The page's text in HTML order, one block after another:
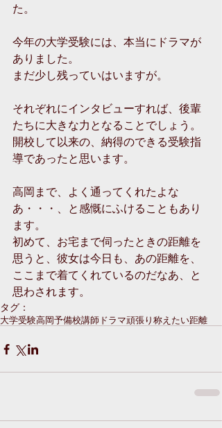
た。
今年の大学受験には、本当にドラマが
ありました。
まだ少し残っていはいますが。
それぞれにインタビューすれば、後輩
たちに大きな力となることでしょう。
開校して以来の、納得のできる受験指
導であったと思います。
高岡まで、よく通ってくれたよな
あ・・・、と感慨にふけることもあり
ます。
初めて、お宅まで伺ったときの距離を
思うと、彼女は今日も、あの距離を、
ここまで着てくれているのだなあ、と
思わされます。
タグ：
大学受験高岡予備校講師 ドラマ頑張り称えたい距離